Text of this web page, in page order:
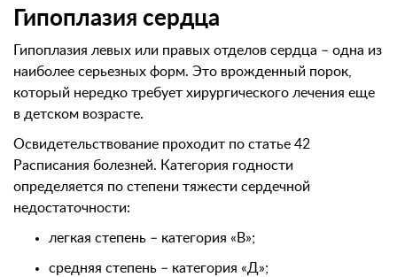
Гипоплазия сердца
Гипоплазия левых или правых отделов сердца – одна из
наиболее серьезных форм. Это врожденный порок,
который нередко требует хирургического лечения еще
в детском возрасте.
Освидетельствование проходит по статье 42
Расписания болезней. Категория годности
определяется по степени тяжести сердечной
недостаточности:
легкая степень – категория «В»;
средняя степень – категория «Д»;